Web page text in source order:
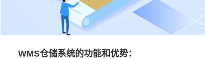
WMS仓储系统的功能和优势：